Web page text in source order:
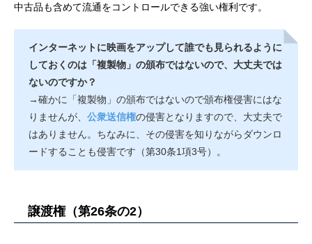
中古品も含めて流通をコントロールできる強い権利です。
インターネットに映画をアップして誰でも見られるように
しておくのは「複製物」の頒布ではないので、大丈夫では
ないのですか？
→確かに「複製物」の頒布ではないので頒布権侵害にはな
りませんが、 公衆送信権の侵害となりますので、大丈夫で
はありません。ちなみに、その侵害を知りながらダウンロ
ードすることも侵害です（第30条1項3号）。
譲渡権（第26条の2）